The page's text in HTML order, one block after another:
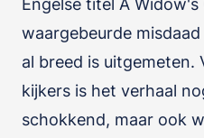
Engelse titel A
waargebeurde
al breed is uitgemeten.
kijkers is het verhaal
schokkend, maar ook